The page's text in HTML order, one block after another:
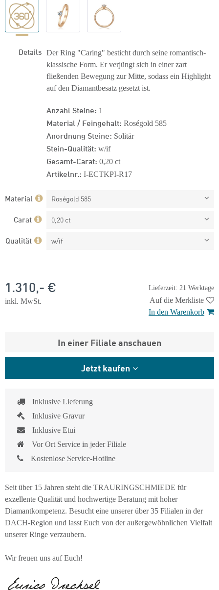
Details Der Ring "Caring" besticht durch seine romantisch-
klassische Form. Er verjüngt sich in einer zart
fließenden Bewegung zur Mitte, sodass ein Highlight
auf den Diamantbesatz gesetzt ist.
Anzahl Steine: 1
Material / Feingehalt: Roségold 585
Anordnung Steine: Solitär
Stein-Qualität: w/if
Gesamt-Carat: 0,20 ct
Artikelnr.: I-ECTKPI-R17
Material Roségold 585
Carat 0,20 ct
Qualität w/if
Lieferzeit: 21 Werktage
1.310,- €
inkl. MwSt.
Auf die Merkliste
In den Warenkorb
In einer Filiale anschauen
Jetzt kaufen
Inklusive Lieferung
Inklusive Gravur
Inklusive Etui
Vor Ort Service in jeder Filiale
Kostenlose Service-Hotline
Seit über 15 Jahren steht die TRAURINGSCHMIEDE für
exzellente Qualität und hochwertige Beratung mit hoher
Diamantkompetenz. Besucht eine unserer über 35 Filialen in der
DACH-Region und lasst Euch von der außergewöhnlichen Vielfalt
unserer Ringe verzaubern.
Wir freuen uns auf Euch!